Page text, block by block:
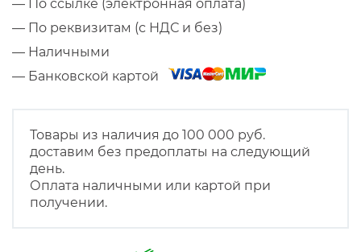
— По ссылке (электронная оплата)
— По реквизитам (с НДС и без)
— Наличными
— Банковской картой
Товары из наличия до 100 000 руб.
доставим без предоплаты на следующий
день.
Оплата наличными или картой при
получении.